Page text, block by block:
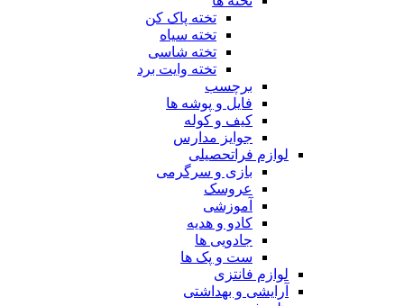
تخته پاک کن
تخته سیاه
تخته شاسی
تخته وایت برد
برچسب
فایل و پوشه ها
کیف و کوله
جوایز مدارس
لوازم فراتحصیلی
بازی و سرگرمی
عروسک
آموزشی
کادو و هدیه
جادویی ها
ست و پک ها
لوازم فانتزی
آرایشی و بهداشتی